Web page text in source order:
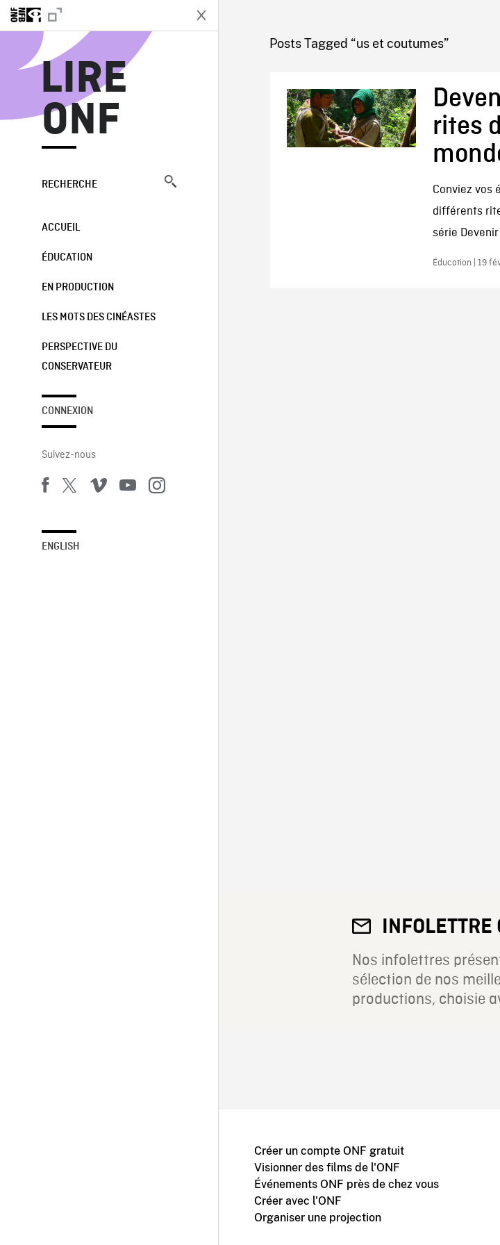
LIRE
ONF
RECHERCHE
ACCUEIL
ÉDUCATION
EN PRODUCTION
LES MOTS DES CINÉASTES
PERSPECTIVE DU
CONSERVATEUR
CONNEXION
Suivez-nous
ENGLISH
LIRE
Posts Tagged “us et coutumes”
rites
Conviez vos
différents
série
Éducation | 19
INFOLETTRE
Nos infolettres
sélection de nos
productions, choisie
Créer un compte ONF gratuit
Visionner des films de l'ONF
Événements ONF près de chez vous
Créer avec l'ONF
Organiser une projection